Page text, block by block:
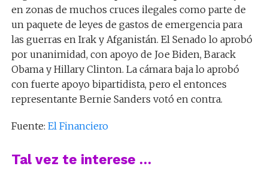
en zonas de muchos cruces ilegales como parte de
un paquete de leyes de gastos de emergencia para
las guerras en Irak y Afganistán. El Senado lo aprobó
por unanimidad, con apoyo de Joe Biden, Barack
Obama y Hillary Clinton. La cámara baja lo aprobó
con fuerte apoyo bipartidista, pero el entonces
representante Bernie Sanders votó en contra.
Fuente: El Financiero
Tal vez te interese …